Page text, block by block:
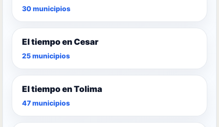
30 municipios
El tiempo en Cesar
25 municipios
El tiempo en Tolima
47 municipios